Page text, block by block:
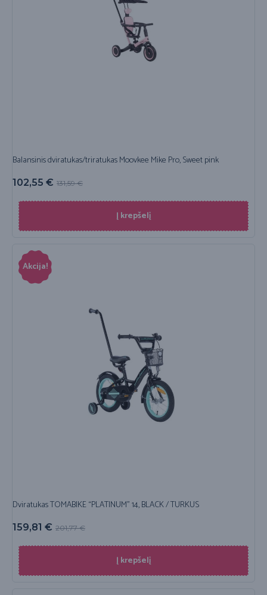
Balansinis dviratukas/triratukas Moovkee Mike Pro, Sweet pink
131,59€
102,55 €
Į krepšelį
Akcija!
Dviratukas TOMABIKE “PLATINUM” 14, BLACK / TURKUS
201,77€
159,81 €
Į krepšelį